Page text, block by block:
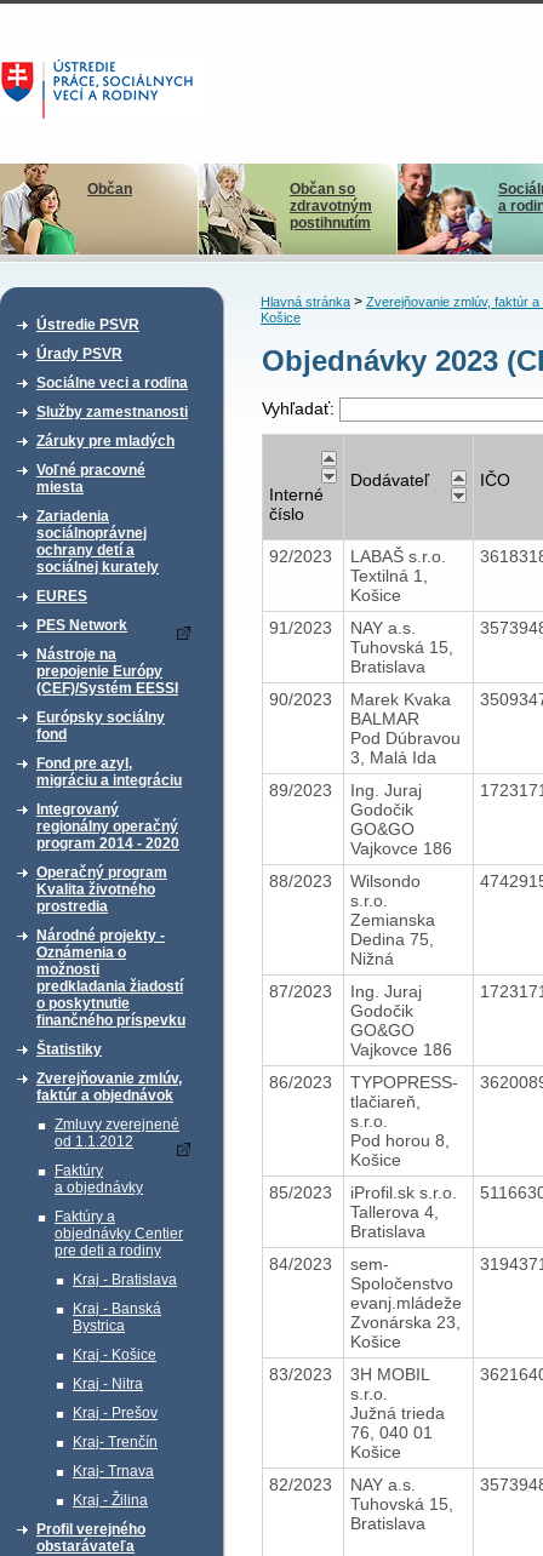
Občan
Občan so
zdravotným
postihnutím
a
Ústredie PSVR
Úrady PSVR
Sociálne veci a rodina
Služby zamestnanosti
Záruky pre mladých
Voľné pracovné
miesta
Zariadenia
sociálnoprávnej
ochrany detí a
sociálnej kurately
EURES
PES Network
Nástroje na
prepojenie Európy
(CEF)/Systém EESSI
Európsky sociálny
fond
Fond pre azyl,
migráciu a integráciu
Integrovaný
regionálny operačný
program 2014 - 2020
Operačný program
Kvalita životného
prostredia
Národné projekty -
Oznámenia o
možnosti
predkladania žiadostí
o poskytnutie
finančného príspevku
Štatistiky
Zverejňovanie zmlúv,
faktúr a objednávok
Zmluvy zverejnené
od 1.1.2012
Faktúry
a objednávky
Faktúry a
objednávky Centier
pre deti a rodiny
Kraj - Bratislava
Kraj - Banská
Bystrica
Kraj - Košice
Kraj - Nitra
Kraj - Prešov
Kraj- Trenčín
Kraj- Trnava
Kraj - Žilina
Profil verejného
obstarávateľa
Hlavná stránka> Zverejňovanie zmlúv, faktúr a
Košice
Objednávky 2023
Vyhľadať:
Interné
číslo
Dodávateľ IČO
92/2023
LABAŠ s.r.o.
Textilná 1,
Košice
91/2023
NAY a.s.
Tuhovská 15,
Bratislava
90/2023
Marek Kvaka
BALMAR
Pod Dúbravou
3, Malá Ida
89/2023
Ing. Juraj
Godočik
GO&GO
Vajkovce 186
88/2023
Wilsondo
s.r.o.
Zemianska
Dedina 75,
Nižná
87/2023
Ing. Juraj
Godočik
GO&GO
Vajkovce 186
86/2023
TYPOPRESS-
tlačiareň,
s.r.o.
Pod horou 8,
Košice
85/2023
iProfil.sk s.r.o.
Tallerova 4,
Bratislava
84/2023
sem-
Spoločenstvo
evanj.mládeže
Zvonárska 23,
Košice
83/2023
3H MOBIL
s.r.o.
Južná trieda
76, 040 01
Košice
82/2023
NAY a.s.
Tuhovská 15,
Bratislava